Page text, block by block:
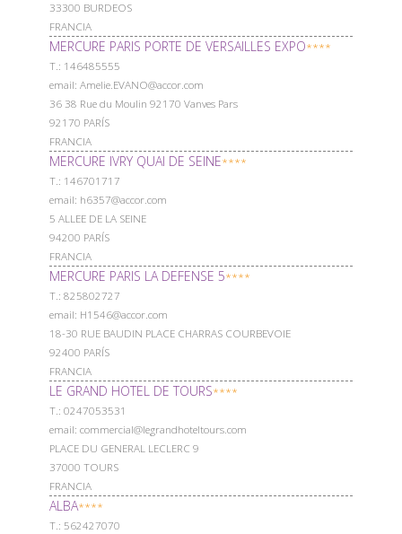
33300 BURDEOS
FRANCIA
MERCURE PARIS PORTE DE VERSAILLES EXPO****
Т.: 146485555
email: Amelie.EVANO@accor.com
36 38 Rue du Moulin 92170 Vanves Pars
92170 PARÍS
FRANCIA
MERCURE IVRY QUAI DE SEINE****
Т.: 146701717
email: h6357@accor.com
5 ALLEE DE LA SEINE
94200 PARÍS
FRANCIA
MERCURE PARIS LA DEFENSE 5****
Т.: 825802727
email: H1546@accor.com
18-30 RUE BAUDIN PLACE CHARRAS COURBEVOIE
92400 PARÍS
FRANCIA
LE GRAND HOTEL DE TOURS****
Т.: 0247053531
email: commercial@legrandhoteltours.com
PLACE DU GENERAL LECLERC 9
37000 TOURS
FRANCIA
ALBA****
Т.: 562427070